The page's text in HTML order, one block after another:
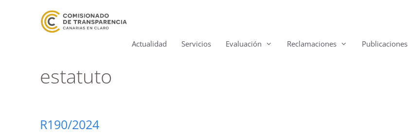
Actualidad Servicios Evaluación Reclamaciones Publicaciones
estatuto
R190/2024